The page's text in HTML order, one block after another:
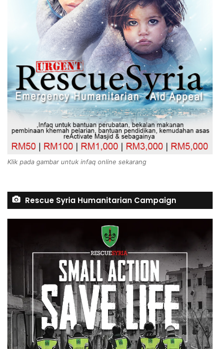
Klik pada gambar untuk infaq online sekarang
Rescue Syria Humanitarian Campaign